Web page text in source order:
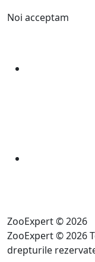
Noi acceptam
ZooExpert © 2026
ZooExpert © 2026
drepturile